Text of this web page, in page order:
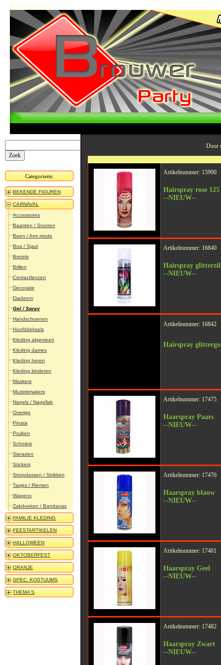
Brouwer-party.nl
Categorieën:
BEKENDE FIGUREN
CARNAVAL
Accessoires
Baarden / Snorren
Been / Arm mode
Boa / Sjaal
Bretels
Brillen
Contactlenzen
Decoratie
Diadeem
Gel / Spray
Handschoenen
Hoofddeksels
Kleding algemeen
Kleding dames
Kleding heren
Kleding kinderen
Maskers
Muziekmakers
Nagels / Nagellak
Overige
Pinata
Pruiken
Schmink
Sieraden
Stickers
Stropdassen / Strikken
Tasjes / Riemen
Wapens
Zakdoeken / Bandanas
FAMILIE KLEDING
FEESTARTIKELEN
HALLOWEEN
OKTOBERFEST
ORANJE
SPEC. KOSTUUMS
THEMA'S
Door
Artikelnummer: 15900
Hairspray rose
--NIEUW--
Artikelnummer: 16840
Hairspray
--NIEUW--
Artikelnummer: 16842
Hairspray
Artikelnummer: 17475
Haarspray Paars
--NIEUW--
Artikelnummer: 17476
Haarspray blauw
--NIEUW--
Artikelnummer: 17481
Haarspray Geel
--NIEUW--
Artikelnummer: 17482
Haarspray Zwart
--NIEUW--